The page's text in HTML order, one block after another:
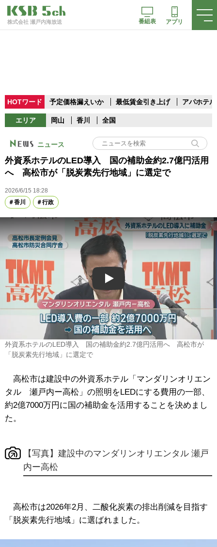
株式会社 瀬戸内海放送 番組表 アプリ
HOTワード 予定価格漏えいか 最低賃金引き上げ アパホテル
エリア 岡山 香川 全国
ニュース
外資系ホテルのLED導入 国の補助金約2.7億円活用
へ 高松市が「脱炭素先行地域」に選定で
2026/6/15 18:28
香川
行政
Play
外資系ホテルのLED導入 国の補助金約2.7億円活用へ 高松市が
「脱炭素先行地域」に選定で
高松市は建設中の外資系ホテル「マンダリンオリエン
タル 瀬戸内ー高松」の照明をLEDにする費用の一部、
約2億7000万円に国の補助金を活用することを決めまし
た。
【写真】建設中のマンダリンオリエンタル 瀬戸
内ー高松
高松市は2026年2月、二酸化炭素の排出削減を目指す
「脱炭素先行地域」に選ばれました。